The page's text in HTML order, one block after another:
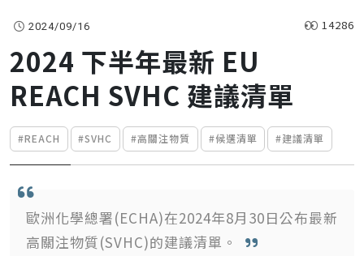
2024/09/16 14286
2024 下半年最新 EU
REACH SVHC 建議清單
#REACH #SVHC #高關注物質 #候選清單 #建議清單
歐洲化學總署(ECHA)在2024年8月30日公布最新
高關注物質(SVHC)的建議清單。